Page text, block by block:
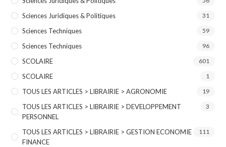
Sciences Juridiques & Politiques 31
Sciences Techniques 59
Sciences Techniques 96
SCOLAIRE 601
SCOLAIRE 1
TOUS LES ARTICLES > LIBRAIRIE > AGRONOMIE 19
TOUS LES ARTICLES > LIBRAIRIE > DEVELOPPEMENT
PERSONNEL
3
TOUS LES ARTICLES > LIBRAIRIE > GESTION ECONOMIE
FINANCE
111